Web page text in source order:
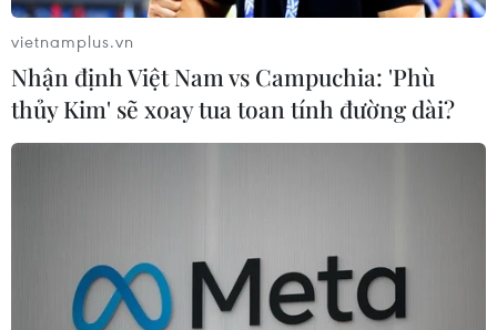
vietnamplus.vn
Nhận định Việt Nam vs Campuchia: 'Phù
thủy Kim' sẽ xoay tua toan tính đường dài?